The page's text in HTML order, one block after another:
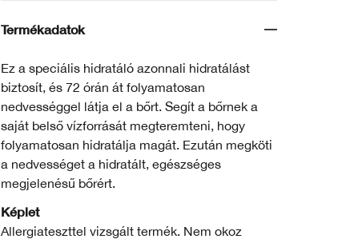
Termékadatok
Ez a speciális hidratáló azonnali hidratálást
biztosít, és 72 órán át folyamatosan
nedvességgel látja el a bőrt. Segít a bőrnek a
saját belső vízforrását megteremteni, hogy
folyamatosan hidratálja magát. Ezután megköti
a nedvességet a hidratált, egészséges
megjelenésű bőrért.
Képlet
Allergiateszttel vizsgált termék. Nem okoz